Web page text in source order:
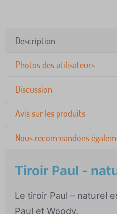
Description
Photos des utilisateurs
Discussion
Avis sur les produits
Nous recommandons
Tiroir Paul -
Le tiroir Paul – naturel
Paul et Woody.